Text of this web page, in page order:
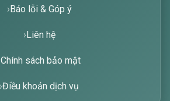
Báo lỗi & Góp ý
Liên hệ
Chính sách bảo mật
Điều khoản dịch vụ